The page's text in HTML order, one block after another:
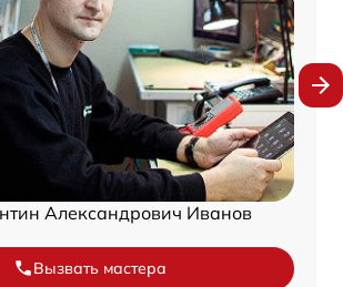
Александрович Иванов
Вызвать мастера